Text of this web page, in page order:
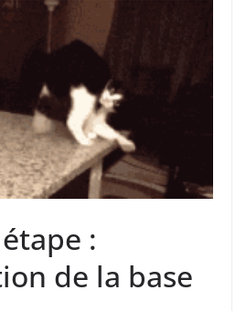
:
de la base